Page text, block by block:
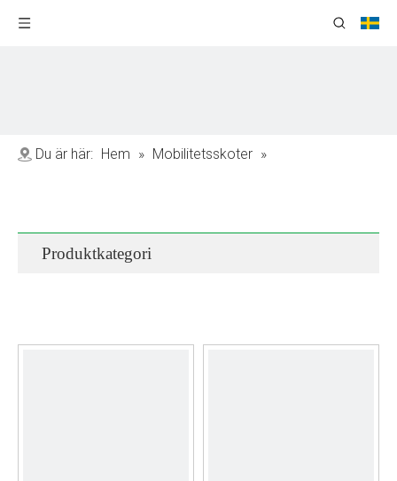
Du är här: Hem » Mobilitetsskoter »
Produktkategori